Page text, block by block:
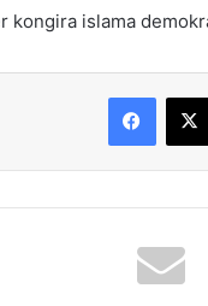
kongira islama